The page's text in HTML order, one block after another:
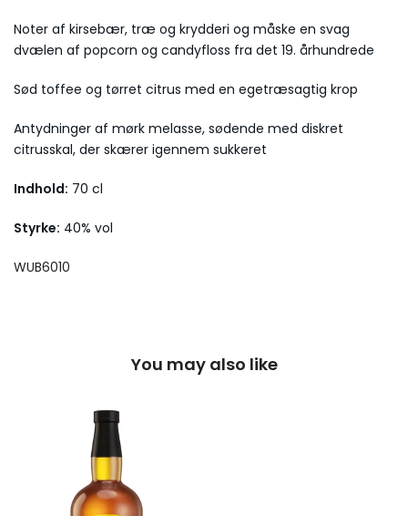
Noter af kirsebær, træ og krydderi og måske en svag
dvælen af popcorn og candyfloss fra det 19. århundrede
Sød toffee og tørret citrus med en egetræsagtig krop
Antydninger af mørk melasse, sødende med diskret
citrusskal, der skærer igennem sukkeret
Indhold: 70 cl
Styrke: 40% vol
WUB6010
You may also like